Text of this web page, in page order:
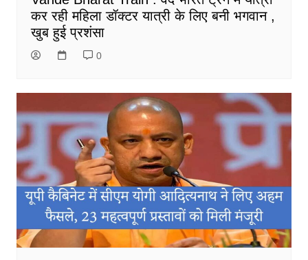
कर रही महिला डॉक्टर यात्री के लिए बनी भगवान ,
खुब हुई प्रशंसा
0